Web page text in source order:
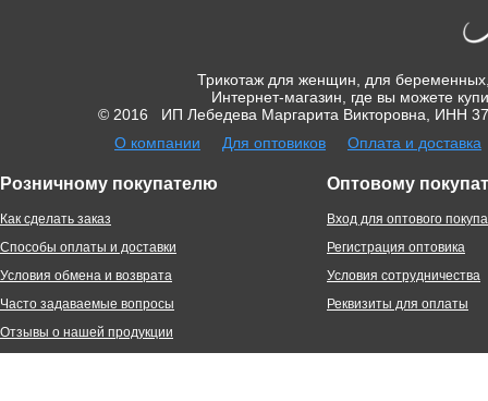
Трикотаж для женщин, для
Интернет-магазин, где вы можете
© 2016 ИП Лебедева Маргарита Викторовна, ИНН
О компании
Для оптовиков Оплата и доставка
Розничному покупателю
Как сделать заказ
Способы оплаты и доставки
Условия обмена и возврата
Часто задаваемые вопросы
Отзывы о нашей продукции
Оптовому
Вход для оптового
Регистрация оптовика
Условия сотрудничества
Реквизиты для оплаты